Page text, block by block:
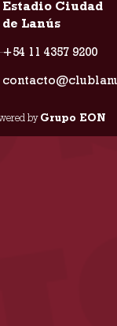
Estadio Ciudad
de Lanús
+54 11 4357 9200
byGrupo EON